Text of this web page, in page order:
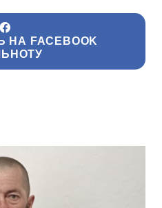
НА FACEBOOK